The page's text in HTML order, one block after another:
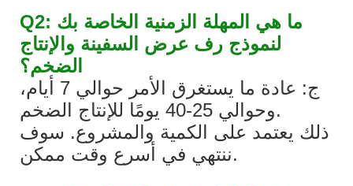
Q2: ما هي المهلة الزمنية الخاصة بك
لنموذج رف عرض السفينة والإنتاج
الضخم؟
ج: عادة ما يستغرق الأمر حوالي 7 أيام،
وحوالي 25-40 يومًا للإنتاج الضخم.
ذلك يعتمد على الكمية والمشروع. سوف
ننتهي في أسرع وقت ممكن.